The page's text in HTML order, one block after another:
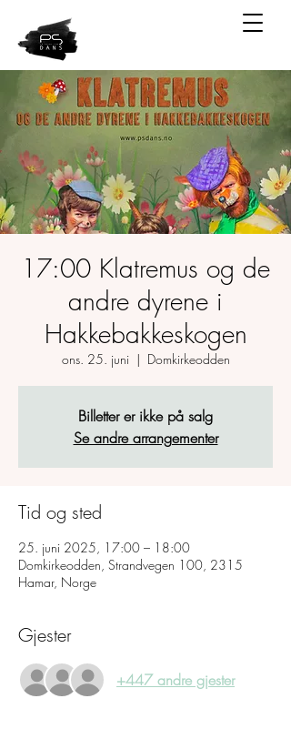
17:00 Klatremus og de
andre dyrene i
Hakkebakkeskogen
ons. 25. juni
  |
Domkirkeodden
Billetter er ikke på salg
Se andre arrangementer
Tid og sted
25. juni 2025, 17:00 – 18:00
Domkirkeodden, Strandvegen 100, 2315
Hamar, Norge
Gjester
+447 andre gjester